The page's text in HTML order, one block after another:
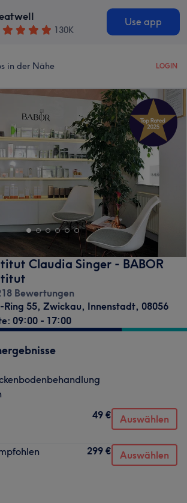
130K
Use app
in der Nähe LOGIN
Claudia Singer - BABOR
Bewertungen
55, Zwickau, Innenstadt, 08056
09:00 - 17:00
49 € Auswählen
299 € Auswählen